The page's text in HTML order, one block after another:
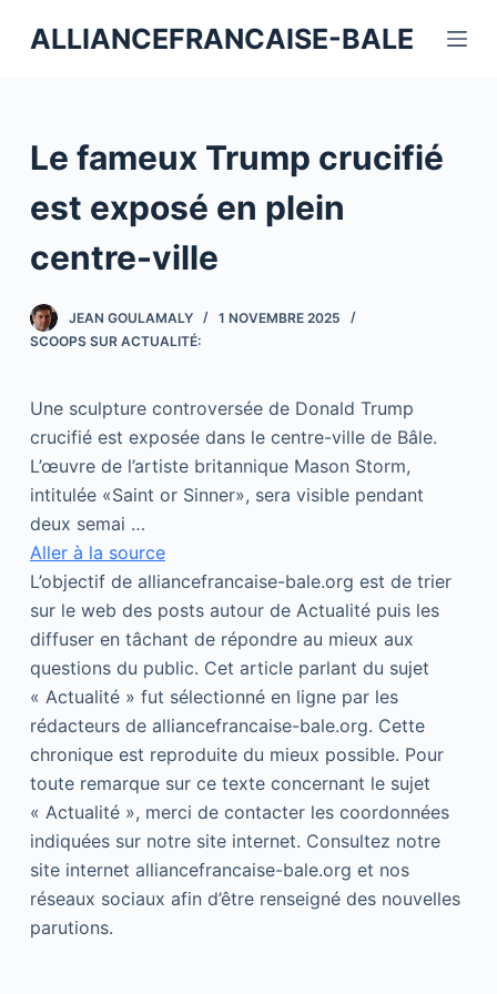
a
e
c
n
n
u
ALLIANCEFRANCAISE-BALE
Le fameux Trump crucifié
est exposé en plein
centre-ville
JEAN GOULAMALY
1 NOVEMBRE 2025
SCOOPS SUR ACTUALITÉ:
Une sculpture controversée de Donald Trump
crucifié est exposée dans le centre-ville de Bâle.
L’œuvre de l’artiste britannique Mason Storm,
intitulée «Saint or Sinner», sera visible pendant
deux semai …
Aller à la source
L’objectif de alliancefrancaise-bale.org est de trier
sur le web des posts autour de Actualité puis les
diffuser en tâchant de répondre au mieux aux
questions du public. Cet article parlant du sujet
« Actualité » fut sélectionné en ligne par les
rédacteurs de alliancefrancaise-bale.org. Cette
chronique est reproduite du mieux possible. Pour
toute remarque sur ce texte concernant le sujet
« Actualité », merci de contacter les coordonnées
indiquées sur notre site internet. Consultez notre
site internet alliancefrancaise-bale.org et nos
réseaux sociaux afin d’être renseigné des nouvelles
parutions.